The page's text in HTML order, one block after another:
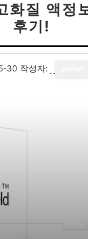
질 액정
후기!
30 작성자: